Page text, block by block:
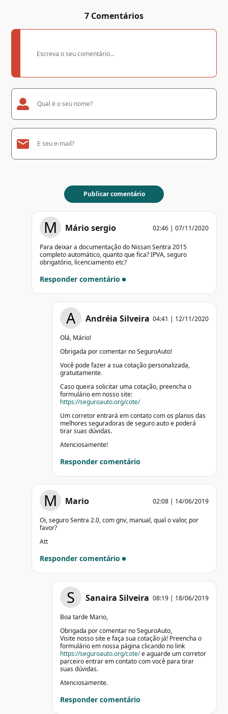
7 Comentários
M Mário sergio 02:46 | 07/11/2020
Para deixar a documentação do Nissan Sentra 2015
completo automático, quanto que fica? IPVA, seguro
obrigatório, licenciamento etc?
Responder comentário
A Andréia Silveira 04:41 | 12/11/2020
Olá, Mário!
Obrigada por comentar no SeguroAuto!
Você pode fazer a sua cotação personalizada,
gratuitamente.
Caso queira solicitar uma cotação, preencha o
formulário em nosso site:
https://seguroauto.org/cote/
Um corretor entrará em contato com os planos das
melhores seguradoras de seguro auto e poderá
tirar suas dúvidas.
Atenciosamente!
Responder comentário
M Mario 02:08 | 14/06/2019
Oi, seguro Sentra 2.0, com gnv, manual, qual o valor, por
favor?
Att
Responder comentário
S Sanaira Silveira 08:19 | 18/06/2019
Boa tarde Mario,
Obrigada por comentar no SeguroAuto,
Visite nosso site e faça sua cotação já! Preencha o
formulário em nossa página clicando no link
https://seguroauto.org/cote/e aguarde um corretor
parceiro entrar em contato com você para tirar
suas dúvidas.
Atenciosamente.
Responder comentário